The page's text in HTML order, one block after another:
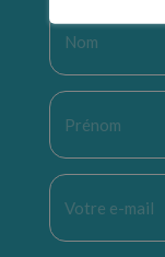
Nom
Prénom
E-
mail